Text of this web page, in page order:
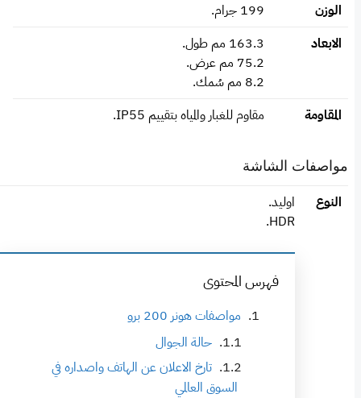
الوزن
199 جرام.
الابعاد
163.3 مم طول.
75.2 مم عرض.
8.2 مم سُمك.
المقاومة
مقاوم للغبار والمياه بتقييم IP55.
مواصفات الشاشة
النوع
اوليد.
HDR.
فهرس المحتوى
مواصفات هونر 200 برو
حالة الجوال
تارخ الاعلان عن الهاتف واصداره في
السوق العالمي